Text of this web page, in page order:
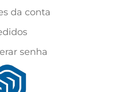
da conta
senha